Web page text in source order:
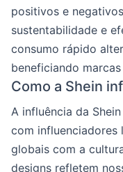
positivos e
sustentabilidade e
consumo rápido
beneficiando
Como a Shein
A influência da
com influenciadores
globais com a
designs refletem